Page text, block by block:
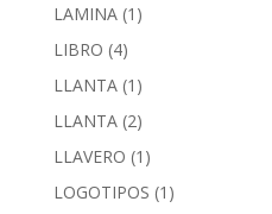
LAMINA (1)
LIBRO (4)
LLANTA (1)
LLANTA (2)
LLAVERO (1)
LOGOTIPOS (1)